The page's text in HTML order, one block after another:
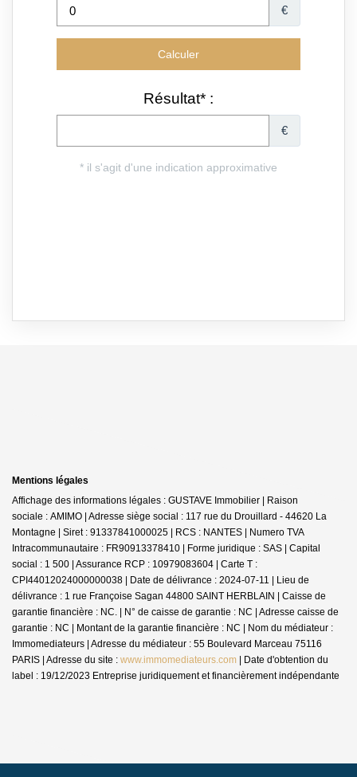
Mentions légales
Affichage des informations légales : GUSTAVE Immobilier | Raison
sociale : AMIMO | Adresse siège social : 117 rue du Drouillard - 44620 La
Montagne | Siret : 91337841000025 | RCS : NANTES | Numero TVA
Intracommunautaire : FR90913378410 | Forme juridique : SAS | Capital
social : 1 500 | Assurance RCP : 10979083604 | Carte T :
CPI44012024000000038 | Date de délivrance : 2024-07-11 | Lieu de
délivrance : 1 rue Françoise Sagan 44800 SAINT HERBLAIN | Caisse de
garantie financière : NC. | N° de caisse de garantie : NC | Adresse caisse de
garantie : NC | Montant de la garantie financière : NC | Nom du médiateur :
Immomediateurs | Adresse du médiateur : 55 Boulevard Marceau 75116
PARIS | Adresse du site : www.immomediateurs.com | Date d'obtention du
label : 19/12/2023 Entreprise juridiquement et financièrement indépendante